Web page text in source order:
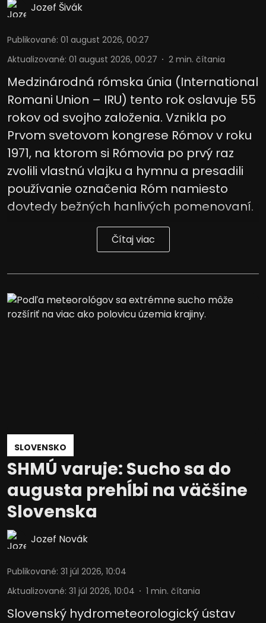
Jozef Šivák
Publikované: 01 august 2026, 00:27
Aktualizované: 01 august 2026, 00:27 2 min. čítania
Medzinárodná rómska únia (International
Romani Union – IRU) tento rok oslavuje 55
rokov od svojho založenia. Vznikla po
Prvom svetovom kongrese Rómov v roku
1971, na ktorom si Rómovia po prvý raz
zvolili vlastnú vlajku a hymnu a presadili
používanie označenia Róm namiesto
dovtedy bežných hanlivých pomenovaní.
Čítaj viac
SLOVENSKO
SHMÚ varuje: Sucho sa do
augusta prehĺbi na väčšine
Slovenska
Jozef Novák
Publikované: 31 júl 2026, 10:04
Aktualizované: 31 júl 2026, 10:04 1 min. čítania
Slovenský hydrometeorologický ústav
Použitie obmedzených údajov na výber
obsahu
Špeciálne funkcie IAB:
Používanie presných údajov o
geografickej polohe
Identifikácia zariadení na základe
aktívne vyžiadaných informácií
Účely spracovania, ktoré nie sú v kompetencii IAB:
Potrebný
Výkon